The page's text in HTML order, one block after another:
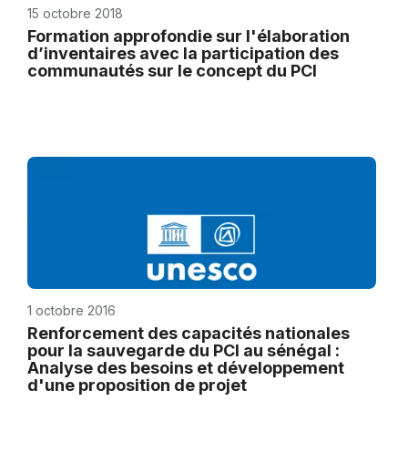
15 octobre 2018
Formation approfondie sur l'élaboration
d’inventaires avec la participation des
communautés sur le concept du PCI
1 octobre 2016
Renforcement des capacités nationales
pour la sauvegarde du PCI au sénégal :
Analyse des besoins et développement
d'une proposition de projet